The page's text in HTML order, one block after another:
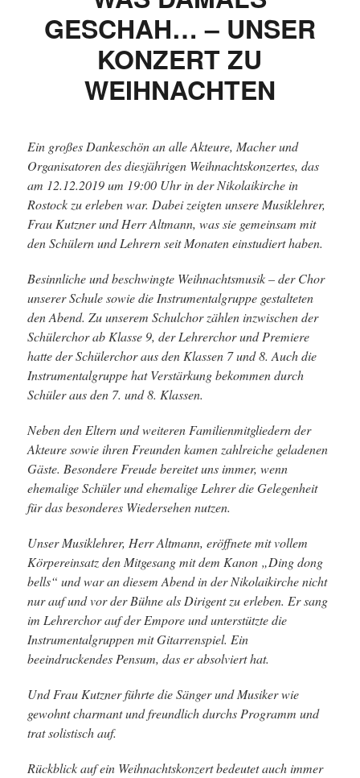
GESCHAH… – UNSER
KONZERT ZU
WEIHNACHTEN
Ein großes Dankeschön an alle Akteure, Macher und
Organisatoren des diesjährigen Weihnachtskonzertes, das
am 12.12.2019 um 19:00 Uhr in der Nikolaikirche in
Rostock zu erleben war. Dabei zeigten unsere Musiklehrer,
Frau Kutzner und Herr Altmann, was sie gemeinsam mit
den Schülern und Lehrern seit Monaten einstudiert haben.
Besinnliche und beschwingte Weihnachtsmusik – der Chor
unserer Schule sowie die Instrumentalgruppe gestalteten
den Abend. Zu unserem Schulchor zählen inzwischen der
Schülerchor ab Klasse 9, der Lehrerchor und Premiere
hatte der Schülerchor aus den Klassen 7 und 8. Auch die
Instrumentalgruppe hat Verstärkung bekommen durch
Schüler aus den 7. und 8. Klassen.
Neben den Eltern und weiteren Familienmitgliedern der
Akteure sowie ihren Freunden kamen zahlreiche geladenen
Gäste. Besondere Freude bereitet uns immer, wenn
ehemalige Schüler und ehemalige Lehrer die Gelegenheit
für das besonderes Wiedersehen nutzen.
Unser Musiklehrer, Herr Altmann, eröffnete mit vollem
Körpereinsatz den Mitgesang mit dem Kanon „Ding dong
bells“ und war an diesem Abend in der Nikolaikirche nicht
nur auf und vor der Bühne als Dirigent zu erleben. Er sang
im Lehrerchor auf der Empore und unterstützte die
Instrumentalgruppen mit Gitarrenspiel. Ein
beeindruckendes Pensum, das er absolviert hat.
Und Frau Kutzner führte die Sänger und Musiker wie
gewohnt charmant und freundlich durchs Programm und
trat solistisch auf.
Rückblick auf ein Weihnachtskonzert bedeutet auch immer